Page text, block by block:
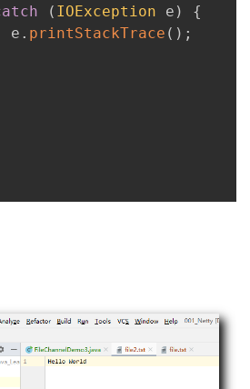
( IOException e )
{
e
. printStackTrace ( ) ;